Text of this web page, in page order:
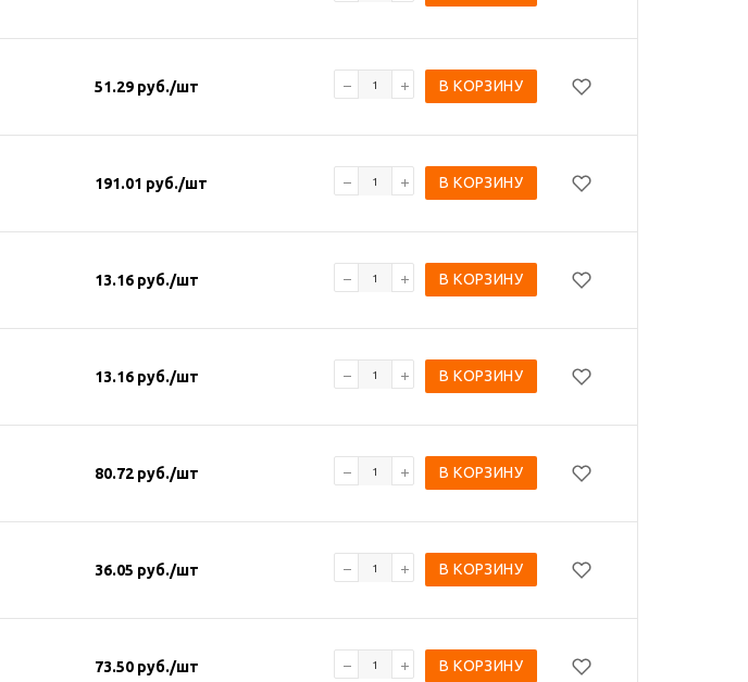
51.29 руб./шт В КОРЗИНУ
191.01 руб./шт В КОРЗИНУ
13.16 руб./шт В КОРЗИНУ
13.16 руб./шт В КОРЗИНУ
80.72 руб./шт В КОРЗИНУ
36.05 руб./шт В КОРЗИНУ
73.50 руб./шт В КОРЗИНУ